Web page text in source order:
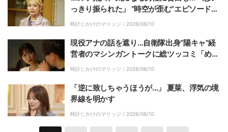
っきり振られた」 “時空が歪む”エピソード激
白
時計じかけのマリッジ｜ 2026/06/10
現役アナの話を遮り…自衛隊出身“陽キャ”経
営者のマシンガントークに総ツッコミ「めっ
ちゃ喋る」「聞いて！」
時計じかけのマリッジ｜ 2026/06/10
「逆に致しちゃうほうが…」 夏菜、浮気の境
界線を明かす
時計じかけのマリッジ｜ 2026/06/10